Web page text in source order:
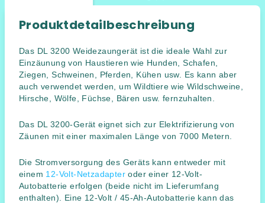
Produktdetailbeschreibung
Das DL 3200 Weidezaungerät ist die ideale Wahl zur
Einzäunung von Haustieren wie Hunden, Schafen,
Ziegen, Schweinen, Pferden, Kühen usw. Es kann aber
auch verwendet werden, um Wildtiere wie Wildschweine,
Hirsche, Wölfe, Füchse, Bären usw. fernzuhalten.
Das DL 3200-Gerät eignet sich zur Elektrifizierung von
Zäunen mit einer maximalen Länge von 7000 Metern.
Die Stromversorgung des Geräts kann entweder mit
einem 12-Volt-Netzadapter oder einer 12-Volt-
Autobatterie erfolgen (beide nicht im Lieferumfang
enthalten). Eine 12-Volt / 45-Ah-Autobatterie kann das